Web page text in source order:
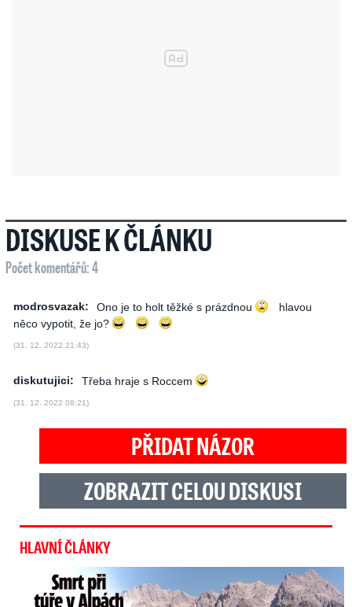
DISKUSE K ČLÁNKU
Počet komentářů: 4
modrosvazak: Ono je to holt těžké s prázdnou
hlavou
něco vypotit, že jo?
(31. 12. 2022 21:43)
diskutujici: Třeba hraje s Roccem
(31. 12. 2022 08:21)
PŘIDAT NÁZOR
ZOBRAZIT CELOU DISKUSI
HLAVNÍ ČLÁNKY
Smrt Češky v Alpách: Zemřela při túře s rodiči